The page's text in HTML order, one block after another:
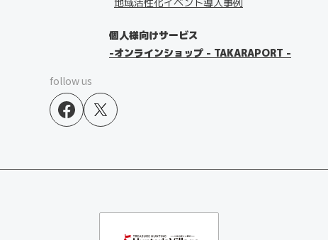
個人様向けサービス
オンラインショップ - TAKARAPORT -
follow us